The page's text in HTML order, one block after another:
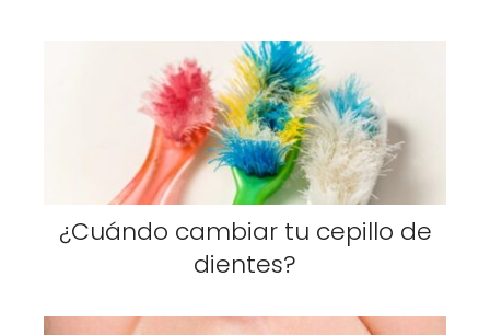
¿Cuándo cambiar tu cepillo de
dientes?